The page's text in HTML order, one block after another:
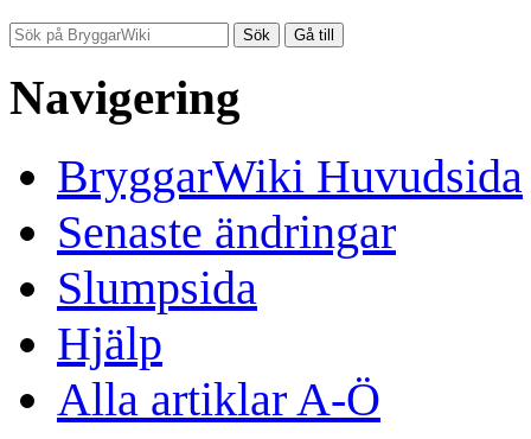
Navigering
BryggarWiki Huvudsida
Senaste ändringar
Slumpsida
Hjälp
Alla artiklar A-Ö